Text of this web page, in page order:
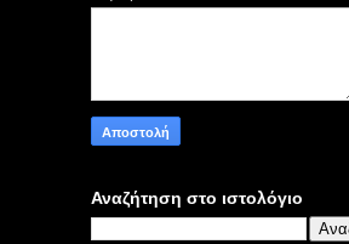
Αναζήτηση στο ιστολόγιο